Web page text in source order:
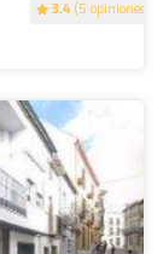
3.4 (5 opiniones)